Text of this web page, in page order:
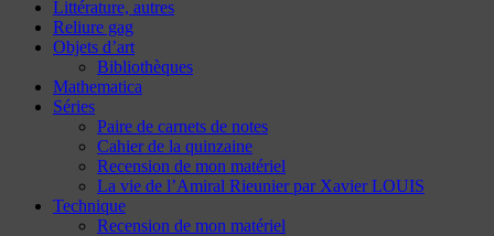
Littérature, autres
Reliure gag
Objets d’art
Bibliothèques
Mathematica
Séries
Paire de carnets de notes
Cahier de la quinzaine
Recension de mon matériel
La vie de l’Amiral Rieunier par Xavier LOUIS
Technique
Recension de mon matériel